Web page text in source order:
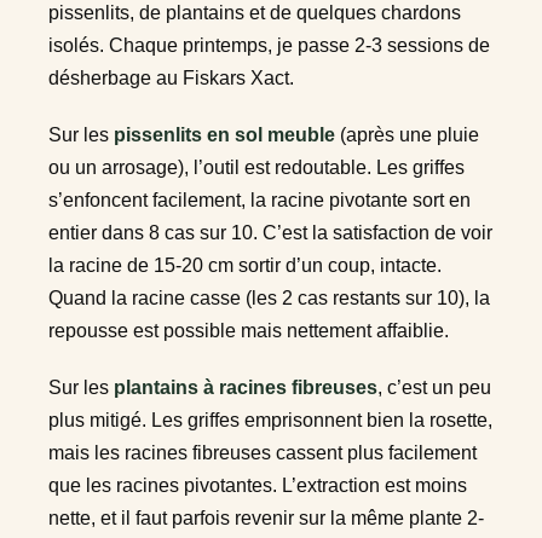
pissenlits, de plantains et de quelques chardons
isolés. Chaque printemps, je passe 2-3 sessions de
désherbage au Fiskars Xact.
Sur les pissenlits en sol meuble (après une pluie
ou un arrosage), l’outil est redoutable. Les griffes
s’enfoncent facilement, la racine pivotante sort en
entier dans 8 cas sur 10. C’est la satisfaction de voir
la racine de 15-20 cm sortir d’un coup, intacte.
Quand la racine casse (les 2 cas restants sur 10), la
repousse est possible mais nettement affaiblie.
Sur les plantains à racines fibreuses, c’est un peu
plus mitigé. Les griffes emprisonnent bien la rosette,
mais les racines fibreuses cassent plus facilement
que les racines pivotantes. L’extraction est moins
nette, et il faut parfois revenir sur la même plante 2-